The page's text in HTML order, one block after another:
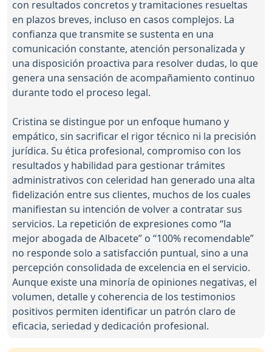
con resultados concretos y tramitaciones resueltas
en plazos breves, incluso en casos complejos. La
confianza que transmite se sustenta en una
comunicación constante, atención personalizada y
una disposición proactiva para resolver dudas, lo que
genera una sensación de acompañamiento continuo
durante todo el proceso legal.
Cristina se distingue por un enfoque humano y
empático, sin sacrificar el rigor técnico ni la precisión
jurídica. Su ética profesional, compromiso con los
resultados y habilidad para gestionar trámites
administrativos con celeridad han generado una alta
fidelización entre sus clientes, muchos de los cuales
manifiestan su intención de volver a contratar sus
servicios. La repetición de expresiones como “la
mejor abogada de Albacete” o “100% recomendable”
no responde solo a satisfacción puntual, sino a una
percepción consolidada de excelencia en el servicio.
Aunque existe una minoría de opiniones negativas, el
volumen, detalle y coherencia de los testimonios
positivos permiten identificar un patrón claro de
eficacia, seriedad y dedicación profesional.